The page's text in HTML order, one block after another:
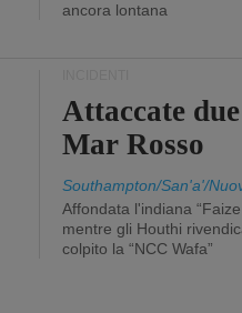
ancora lontana
Attaccate
Mar Rosso
Southampton/San'a'/
Affondata l'indiana “Faize
mentre gli Houthi
colpito la “NCC Wafa”